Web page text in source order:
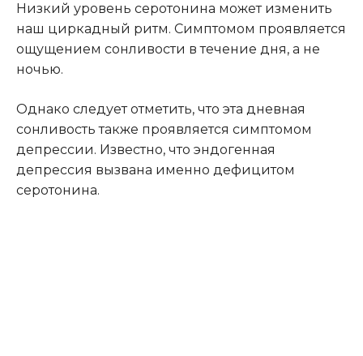
Низкий уровень серотонина может изменить
наш циркадный ритм. Симптомом проявляется
ощущением сонливости в течение дня, а не
ночью.
Однако следует отметить, что эта дневная
сонливость также проявляется симптомом
депрессии. Известно, что эндогенная
депрессия вызвана именно дефицитом
серотонина.